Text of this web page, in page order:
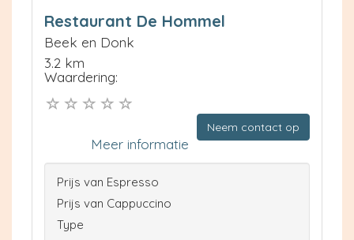
Restaurant De Hommel
Beek en Donk
3.2 km
Waardering:
Neem contact op
Meer informatie
Prijs van Espresso
Prijs van Cappuccino
Type